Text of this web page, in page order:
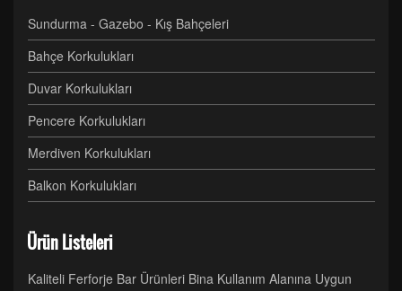
Sundurma - Gazebo - Kış Bahçeleri
Bahçe Korkulukları
Duvar Korkulukları
Pencere Korkulukları
Merdiven Korkulukları
Balkon Korkulukları
Ürün Listeleri
Kaliteli Ferforje Bar Ürünleri Bina Kullanım Alanına Uygun